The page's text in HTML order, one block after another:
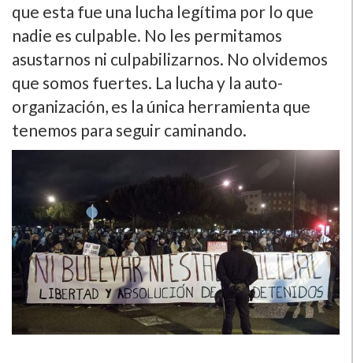
que esta fue una lucha legí­tima por lo que
nadie es culpable. No les permitamos
asustarnos ni culpabilizarnos. No olvidemos
que somos fuertes. La lucha y la auto-
organización, es la única herramienta que
tenemos para seguir caminando.